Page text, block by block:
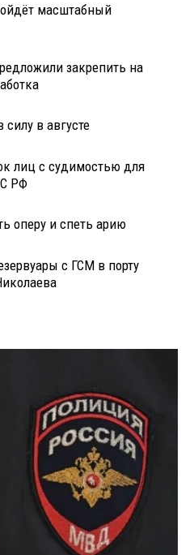
масштабный
закрепить на
в августе
лиц с судимостью для
РФ
оперу и спеть арию
с ГСМ в порту